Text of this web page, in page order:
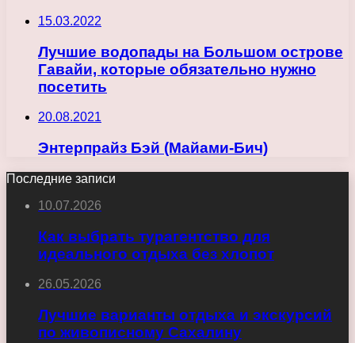
15.03.2022
Лучшие водопады на Большом острове
Гавайи, которые обязательно нужно
посетить
20.08.2021
Энтерпрайз Бэй (Майами-Бич)
Последние записи
10.07.2026
Как выбрать турагентство для
идеального отдыха без хлопот
26.05.2026
Лучшие варианты отдыха и экскурсий
по живописному Сахалину